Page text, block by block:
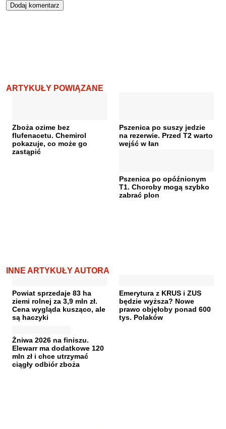
ARTYKUŁY POWIĄZANE
Zboża ozime bez
flufenacetu. Chemirol
pokazuje, co może go
zastąpić
Pszenica po suszy jedzie
na rezerwie. Przed T2 warto
wejść w łan
Pszenica po opóźnionym
T1. Choroby mogą szybko
zabrać plon
INNE ARTYKUŁY AUTORA
Powiat sprzedaje 83 ha
ziemi rolnej za 3,9 mln zł.
Cena wygląda kusząco, ale
są haczyki
Emerytura z KRUS i ZUS
będzie wyższa? Nowe
prawo objęłoby ponad 600
tys. Polaków
Żniwa 2026 na finiszu.
Elewarr ma dodatkowe 120
mln zł i chce utrzymać
ciągły odbiór zboża